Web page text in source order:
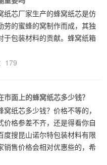
纸芯厂家生产的蜂窝纸芯是仿
劳的蜜蜂的窝制作而成，其独
于包装材料的贡献。蜂窝纸箱
179
面上的蜂窝纸芯多少钱？
纸芯多少钱？价格不等的，
格参差不齐，还是得看你自
度搜昆山诺尔特包装材料有限
销售价格会相对优惠些的，希